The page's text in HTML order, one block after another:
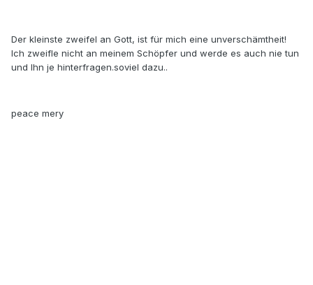
Der kleinste zweifel an Gott, ist für mich eine unverschämtheit!
Ich zweifle nicht an meinem Schöpfer und werde es auch nie tun
und Ihn je hinterfragen.soviel dazu..
peace mery